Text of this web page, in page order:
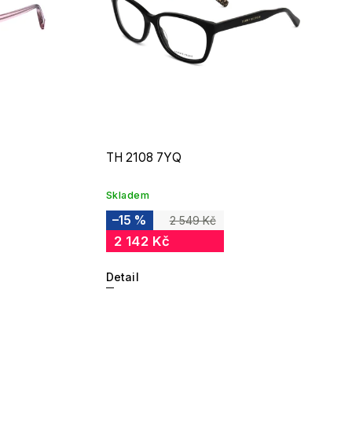
TH 2108 7YQ
Skladem
2 549 Kč
–15 %
2 142 Kč
Detail